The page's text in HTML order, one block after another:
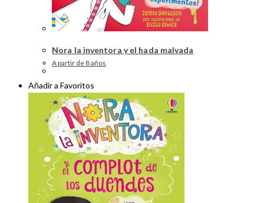
Nora la inventora y el hada malvada
A partir de 8 años
Añadir a Favoritos